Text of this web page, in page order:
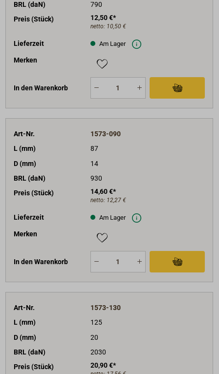
BRL (daN)
790
Preis (Stück)
12,50 €*
netto: 10,50 €
Lieferzeit Am Lager
Merken
In den Warenkorb
Art-Nr.
1573-090
L (mm)
87
D (mm)
14
BRL (daN)
930
Preis (Stück)
14,60 €*
netto: 12,27 €
Lieferzeit Am Lager
Merken
In den Warenkorb
Art-Nr.
1573-130
L (mm)
125
D (mm)
20
BRL (daN)
2030
Preis (Stück)
20,90 €*